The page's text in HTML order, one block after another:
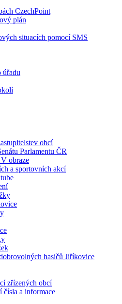
CzechPoint
plán
situacích pomocí SMS
úřadu
obcí
Parlamentu ČR
obraze
a sportovních akcí
hasičů Jiříkovice
zřízených obcí
čísla a informace